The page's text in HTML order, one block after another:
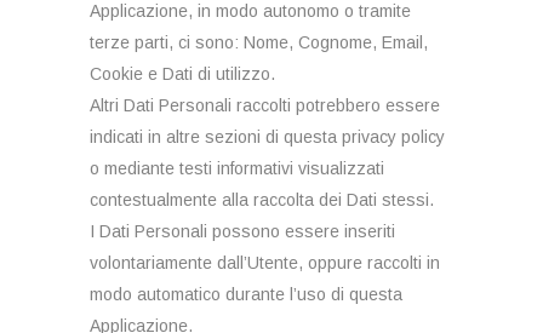
Applicazione, in modo autonomo o tramite
terze parti, ci sono: Nome, Cognome, Email,
Cookie e Dati di utilizzo.
Altri Dati Personali raccolti potrebbero essere
indicati in altre sezioni di questa privacy policy
o mediante testi informativi visualizzati
contestualmente alla raccolta dei Dati stessi.
I Dati Personali possono essere inseriti
volontariamente dall’Utente, oppure raccolti in
modo automatico durante l’uso di questa
Applicazione.